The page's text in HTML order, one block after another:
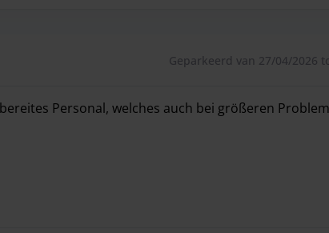
Geparkeerd van 27/04/2026
Personal, welches auch bei größeren